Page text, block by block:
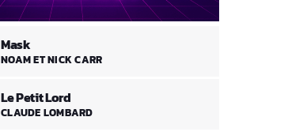
Le Petit Lord
CLAUDE LOMBARD
Mask
NOAM ET NICK CARR